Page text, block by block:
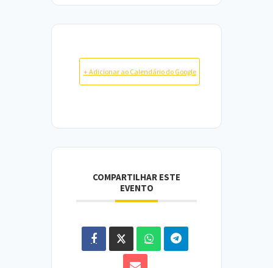
+ Adicionar ao Calendário do Google
COMPARTILHAR ESTE
EVENTO